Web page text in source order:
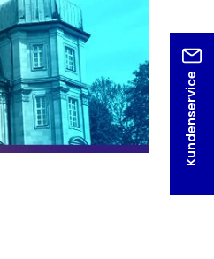
Kundenservice